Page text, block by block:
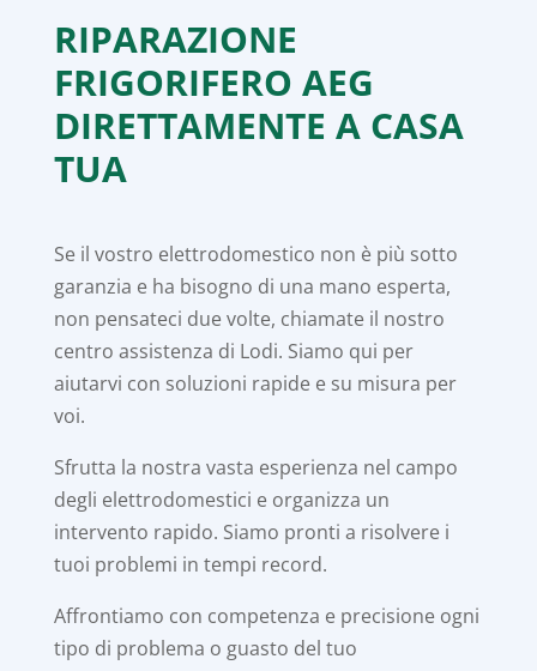
RIPARAZIONE
FRIGORIFERO AEG
DIRETTAMENTE A CASA
TUA
Se il vostro elettrodomestico non è più sotto
garanzia e ha bisogno di una mano esperta,
non pensateci due volte, chiamate il nostro
centro assistenza di Lodi. Siamo qui per
aiutarvi con soluzioni rapide e su misura per
voi.
Sfrutta la nostra vasta esperienza nel campo
degli elettrodomestici e organizza un
intervento rapido. Siamo pronti a risolvere i
tuoi problemi in tempi record.
Affrontiamo con competenza e precisione ogni
tipo di problema o guasto del tuo